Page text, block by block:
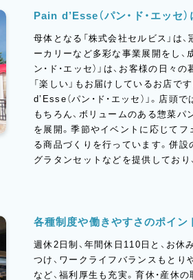
Pain d’Esse（パン・ド・エッセ
母体となる「株式会社セルビス」は
ーカリーなど多彩な事業展開をし、
ン・ド・エッセ）」は、お客様の日
「楽しい」もお届けしているお店で
d’Esse（パン・ド・エッセ）」。店
もちろん、ボリュームのある惣菜パ
を展開。季節やイベントに応じて
る商品づくりを行っています。併
グラタンセットなどを提供しており
各種制度や働きやすさのポイン
週休2日制、年間休日110日と、お
つけ、ワークライフバランスもとり
など、福利厚生も充実。育休・産休